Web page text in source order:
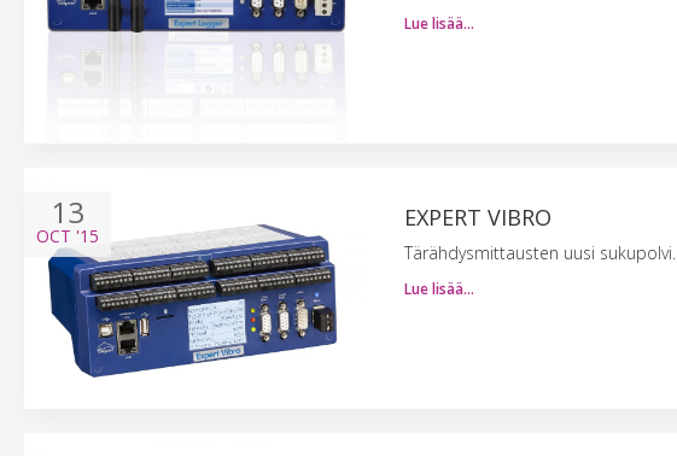
Lue lisää…
13
OCT '15
EXPERT VIBRO
Tärähdysmittausten uusi sukupolvi.
Lue lisää…